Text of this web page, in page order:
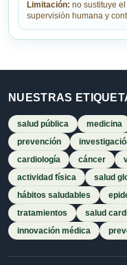
Limitación: no sustituye
supervisión humana y
NUESTRAS
salud pública medicina
prevención
cardiología
cáncer
actividad física
salud
hábitos saludables
tratamientos
salud
innovación médica